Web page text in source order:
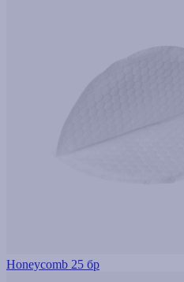
Honeycomb 25 бр